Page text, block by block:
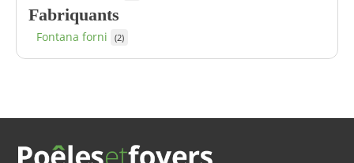
Fabriquants
Fontana forni (2)